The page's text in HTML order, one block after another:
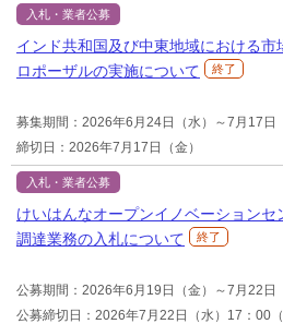
入札・業者公募
インド共和国及び中東地域における
ロポーザルの実施について
終了
募集期間：2026年6月24日（水）～7月17日
締切日：2026年7月17日（金）
入札・業者公募
けいはんなオープンイノベーションセ
調達業務の入札について
終了
公募期間：2026年6月19日（金）～7月22日
公募締切日：2026年7月22日（水）17：00（